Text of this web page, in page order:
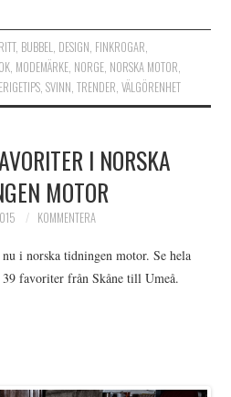
, BUBBEL DESIGN FINKROGAR
MODEMÄRKE NORGE NORSKA MOTOR
,SVINN ,TRENDER ,VÄLGÖRENHET
I NORSKA
MOTOR
KOMMENTERA
i norska tidningen motor. Se hela
favoriter från Skåne till Umeå.